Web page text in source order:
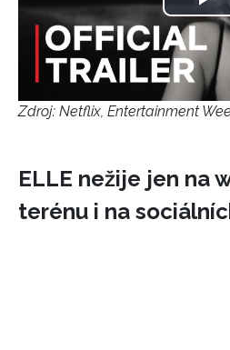
REDAKCE
Zdroj: Netflix, Entertainment
ELLE nežije jen na
terénu i na